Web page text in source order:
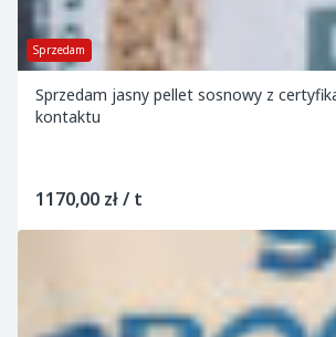
Sprzedam
Sprzedam jasny pellet sosnowy z
kontaktu
1170,00 zł / t